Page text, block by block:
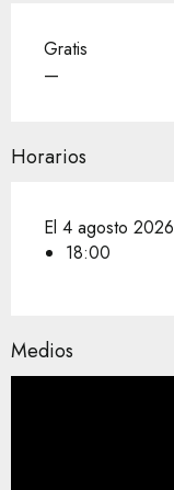
Gratis
—
Horarios
El 4 agosto 2026
18:00
Medios